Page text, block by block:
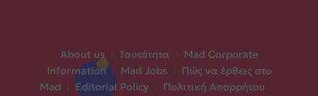
About us Ταυτότητα
Mad Corporate
Information | Mad Jobs
Πώς να έρθεις στο
Mad
Editorial Policy Πολιτική Απορρήτου